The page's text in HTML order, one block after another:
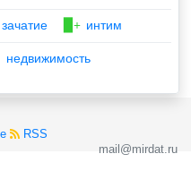
зачатие ▉+ интим
недвижимость
RSS
mail@mirdat.ru